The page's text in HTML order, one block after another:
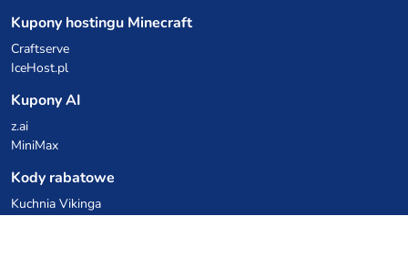
Kupony hostingu Minecraft
Craftserve
IceHost.pl
Kupony AI
z.ai
MiniMax
Kody rabatowe
Kuchnia Vikinga